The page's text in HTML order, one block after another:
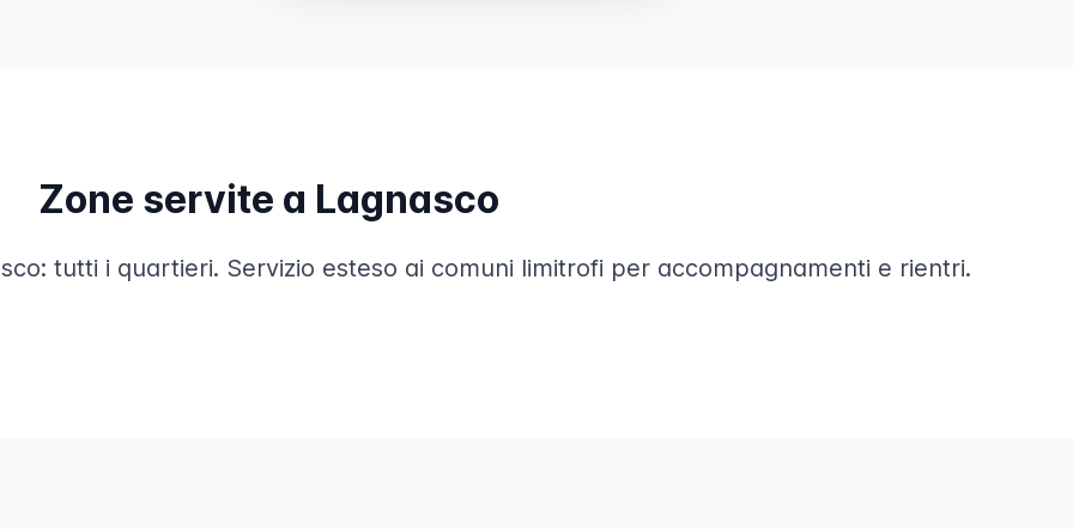
Zone servite a Lagnasco
tutti i quartieri. Servizio esteso ai comuni limitrofi per accompagnamenti e rientri.